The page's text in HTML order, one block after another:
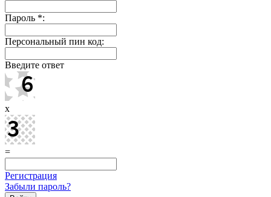
Пароль *:
Персональный пин код:
Введите ответ
x
=
Регистрация
Забыли пароль?